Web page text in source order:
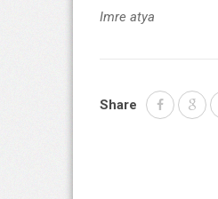
Imre atya
Share